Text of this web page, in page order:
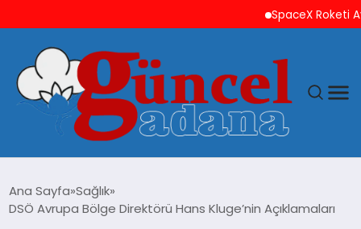
SpaceX Roketi Ay’a
GÜNCEL
Ana Sayfa Sağlık
DSÖ Avrupa Bölge Direktörü Hans Kluge’nin Açıklamaları